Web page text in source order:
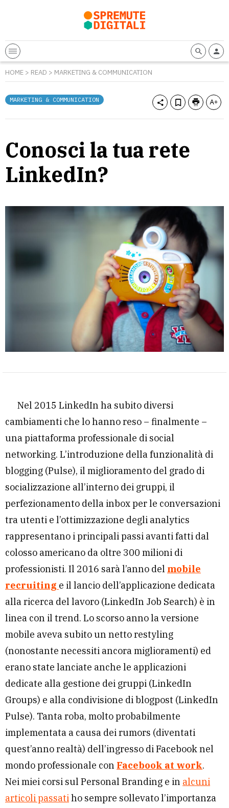
HOME > READ > MARKETING & COMMUNICATION
MARKETING & COMMUNICATION
Conosci la tua rete
LinkedIn?
Nel 2015 LinkedIn ha subito diversi
cambiamenti che lo hanno reso – finalmente –
una piattaforma professionale di social
networking. L’introduzione della funzionalità di
blogging (Pulse), il miglioramento del grado di
socializzazione all’interno dei gruppi, il
perfezionamento dellainboxper le conversazioni
tra utenti e l’ottimizzazione degli analytics
rappresentano i principali passi avanti fatti dal
colosso americano da oltre 300 milioni di
professionisti. Il 2016 sarà l’anno del mobile
recruiting e il lancio dell’applicazione dedicata
alla ricerca del lavoro (LinkedIn Job Search) è in
linea con il trend. Lo scorso anno la versione
mobile aveva subito un netto restyling
(nonostante necessiti ancora miglioramenti) ed
erano state lanciate anche le applicazioni
dedicate alla gestione dei gruppi (LinkedIn
Groups) e alla condivisione di blogpost (LinkedIn
Pulse). Tanta roba, molto probabilmente
implementata a causa dei rumors (diventati
quest’anno realtà) dell’ingresso di Facebook nel
mondo professionale con Facebook at work.
Nei miei corsi sul Personal Branding e in alcuni
articoli passatiho sempre sollevato l’importanza